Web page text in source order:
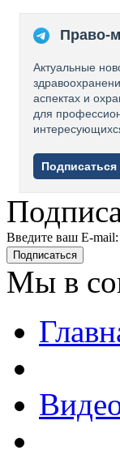
Право-
Актуальные
аспектах и
для
Подписаться
Введите ваш E-mail:
Подписаться
Мы в